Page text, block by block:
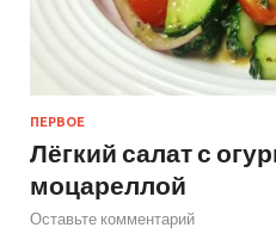
ПЕРВОЕ
Лёгкий салат с
моцареллой
Оставьте комментарий